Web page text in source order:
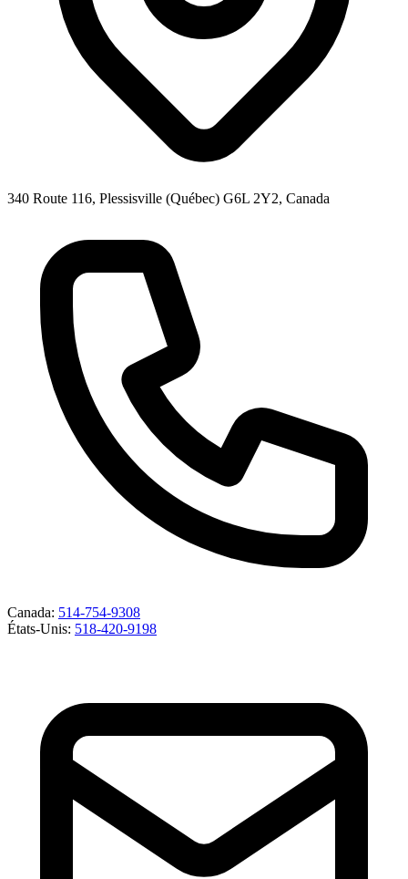
340 Route 116, Plessisville (Québec) G6L 2Y2, Canada
Canada: 514-754-9308
États-Unis: 518-420-9198